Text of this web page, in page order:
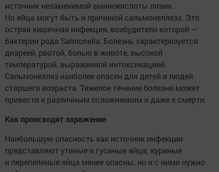
источник незаменимой аминокислоты лизин.
Но яйца могут быть и причиной сальмонеллеза. Это
острая кишечная инфекция, возбудители которой —
бактерии рода Salmonella. Болезнь характеризуется
диареей, рвотой, болью в животе, высокой
температурой, выраженной интоксикацией.
Сальмонеллез наиболее опасен для детей и людей
старшего возраста. Тяжелое течение болезни может
привести к различным осложнениям и даже к смерти.
Как происходит заражение
Наибольшую опасность как источник инфекции
представляют утиные и гусиные яйца; куриные
и перепелиные яйца менее опасны, но и с ними нужно